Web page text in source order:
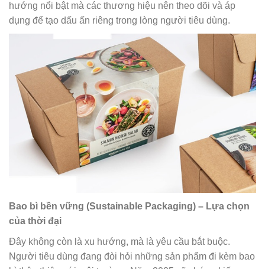
hướng nổi bật mà các thương hiệu nên theo dõi và áp
dụng để tạo dấu ấn riêng trong lòng người tiêu dùng.
Bao bì bền vững (Sustainable Packaging) – Lựa chọn
của thời đại
Đây không còn là xu hướng, mà là yêu cầu bắt buộc.
Người tiêu dùng đang đòi hỏi những sản phẩm đi kèm bao